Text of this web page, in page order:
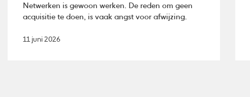
Netwerken is gewoon werken. De reden om geen
acquisitie te doen, is vaak angst voor afwijzing.
11 juni 2026